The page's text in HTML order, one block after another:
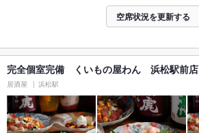
空席状況を更新する
完全個室完備 くいもの屋わん 浜松駅前店
居酒屋 浜松駅